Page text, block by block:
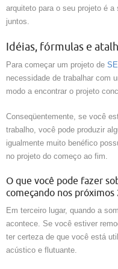
arquiteto para o seu projeto é
juntos.
Idéias, fórmulas e
Para começar um projeto de
necessidade de trabalhar com
modo a encontrar o projeto
Conseqüentemente, se você
trabalho, você pode produzir
igualmente muito benéfico
no projeto do começo ao fim.
O que você pode fazer
começando nos
Em terceiro lugar, quando a
acontece. Se você estiver
ter certeza de que você está
acústico e flutuante.